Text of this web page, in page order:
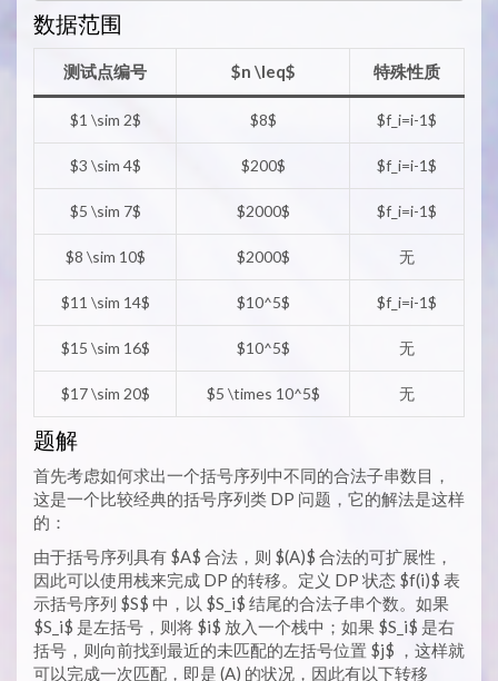
数据范围
测试点编号 $n \leq$ 特殊性质
$1 \sim 2$ $8$ $f_i=i-1$
$3 \sim 4$ $200$ $f_i=i-1$
$5 \sim 7$ $2000$ $f_i=i-1$
$8 \sim 10$ $2000$ 无
$11 \sim 14$ $10^5$ $f_i=i-1$
$15 \sim 16$ $10^5$ 无
$17 \sim 20$ $5 \times 10^5$ 无
题解
首先考虑如何求出一个括号序列中不同的合法子串数目，
这是一个比较经典的括号序列类 DP 问题，它的解法是这样
的：
由于括号序列具有 $A$ 合法，则 $(A)$ 合法的可扩展性，
因此可以使用栈来完成 DP 的转移。定义 DP 状态 $f(i)$ 表
示括号序列 $S$ 中，以 $S_i$ 结尾的合法子串个数。如果
$S_i$ 是左括号，则将 $i$ 放入一个栈中；如果 $S_i$ 是右
括号，则向前找到最近的未匹配的左括号位置 $j$ ，这样就
可以完成一次匹配，即是 (A) 的状况，因此有以下转移